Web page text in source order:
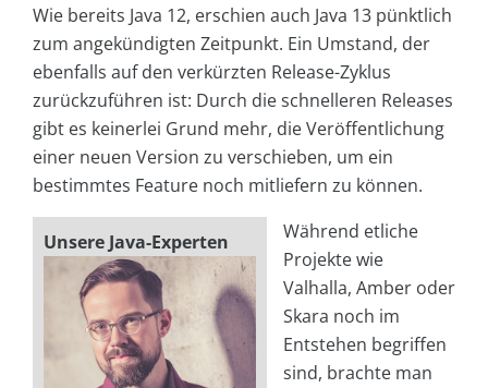
Wie bereits Java 12, erschien auch Java 13 pünktlich
zum angekündigten Zeitpunkt. Ein Umstand, der
ebenfalls auf den verkürzten Release-Zyklus
zurückzuführen ist: Durch die schnelleren Releases
gibt es keinerlei Grund mehr, die Veröffentlichung
einer neuen Version zu verschieben, um ein
bestimmtes Feature noch mitliefern zu können.
Unsere Java-Experten
Während etliche
Projekte wie
Valhalla, Amber oder
Skara noch im
Entstehen begriffen
sind, brachte man